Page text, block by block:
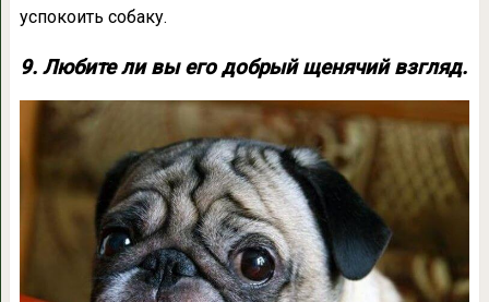
успокоить собаку.
9. Любите ли вы его добрый щенячий взгляд.